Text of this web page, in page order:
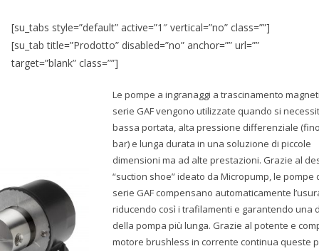
[su_tabs style=”default” active=”1″ vertical=”no” class=””]
[su_tab title=”Prodotto” disabled=”no” anchor=”” url=””
target=”blank” class=””]
Le pompe a ingranaggi a trascinamento
serie GAF vengono utilizzate quando si
bassa portata, alta pressione differenziale
bar) e lunga durata in una soluzione di piccole
dimensioni ma ad alte prestazioni. Grazie al
“suction shoe” ideato da Micropump, le pompe
serie GAF compensano automaticamente
riducendo così i trafilamenti e garantendo una
della pompa più lunga. Grazie al potente e
motore brushless in corrente continua queste